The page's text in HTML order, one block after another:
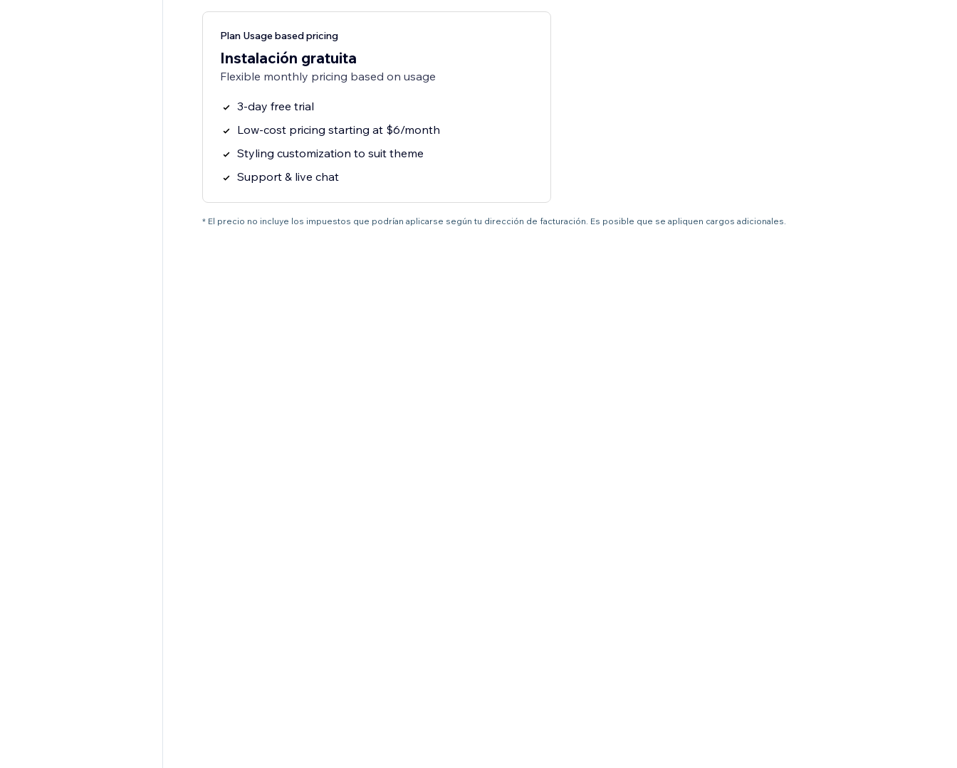
Plan Usage based pricing
Instalación gratuita
Flexible monthly pricing based on usage
3-day free trial
Low-cost pricing starting at $6/month
Styling customization to suit theme
Support & live chat
* El precio no incluye los impuestos que podrían aplicarse según tu dirección de facturación. Es posible que se apliquen cargos adicionales.